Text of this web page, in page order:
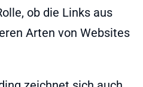
ob die Links aus
Arten von Websites